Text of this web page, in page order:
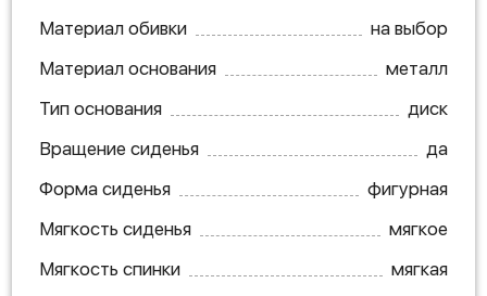
Материал обивки
на выбор
Материал основания
металл
Тип основания
диск
Вращение сиденья
да
Форма сиденья
фигурная
Мягкость сиденья
мягкое
Мягкость спинки
мягкая